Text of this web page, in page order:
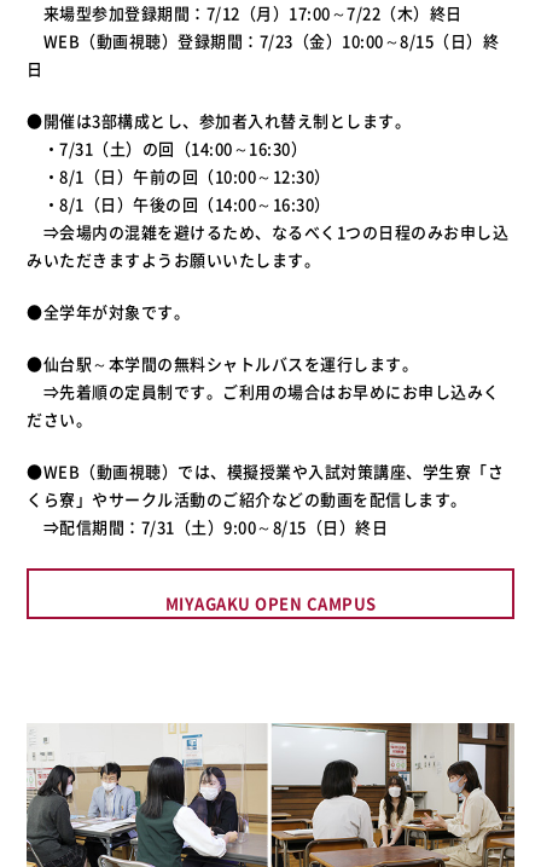
来場型参加登録期間：7/12（月）17:00～7/22（木）終日
WEB（動画視聴）登録期間：7/23（金）10:00～8/15（日）終
日
●開催は3部構成とし、参加者入れ替え制とします。
・7/31（土）の回（14:00～16:30）
・8/1（日）午前の回（10:00～12:30）
・8/1（日）午後の回（14:00～16:30）
⇒会場内の混雑を避けるため、なるべく1つの日程のみお申し込
みいただきますようお願いいたします。
●全学年が対象です。
●仙台駅～本学間の無料シャトルバスを運行します。
⇒先着順の定員制です。ご利用の場合はお早めにお申し込みく
ださい。
●WEB（動画視聴）では、模擬授業や入試対策講座、学生寮「さ
くら寮」やサークル活動のご紹介などの動画を配信します。
⇒配信期間：7/31（土）9:00～8/15（日）終日
MIYAGAKU OPEN CAMPUS